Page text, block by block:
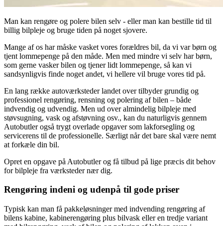
Man kan rengøre og polere bilen selv - eller man kan bestille tid til
billig bilpleje og bruge tiden på noget sjovere.
Mange af os har måske vasket vores forældres bil, da vi var børn og
tjent lommepenge på den måde. Men med mindre vi selv har børn,
som gerne vasker bilen og tjener lidt lommepenge, så kan vi
sandsynligvis finde noget andet, vi hellere vil bruge vores tid på.
En lang række autoværksteder landet over tilbyder grundig og
professionel rengøring, rensning og polering af bilen – både
indvendig og udvendig. Men ud over almindelig bilpleje med
støvsugning, vask og afstøvning osv., kan du naturligvis gennem
Autobutler også trygt overlade opgaver som lakforsegling og
servicerens til de professionelle. Særligt når det bare skal være nemt
at forkæle din bil.
Opret en opgave på Autobutler og få tilbud på lige præcis dit behov
for bilpleje fra værksteder nær dig.
Rengøring indeni og udenpå til gode priser
Typisk kan man få pakkeløsninger med indvending rengøring af
bilens kabine, kabinerengøring plus bilvask eller en tredje variant